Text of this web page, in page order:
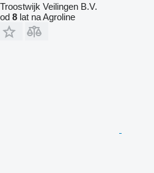
Troostwijk Veilingen B.V.
od 8 lat na Agroline